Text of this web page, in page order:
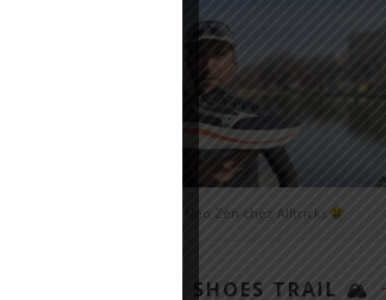
Mizuno Neo Zen chez Alltricks
TOP 3 SHOES TRAIL 🏔